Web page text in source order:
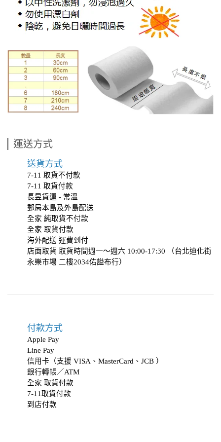
運送方式
送貨方式
7-11 取貨不付款
7-11 取貨付款
長昱貨運 - 常溫
郵局本島及外島配送
全家 純取貨不付款
全家 取貨付款
海外配送 運費到付
店面取貨 取貨時間週一～週六 10:00-17:30 （台北迪化街
永樂市場 二樓2034佑謚布行）
付款方式
Apple Pay
Line Pay
信用卡（支援 VISA、MasterCard、JCB ）
銀行轉帳／ATM
全家 取貨付款
7-11取貨付款
到店付款